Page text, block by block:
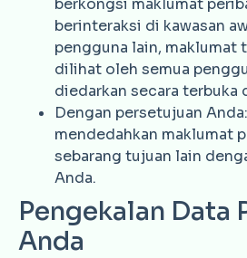
berkongsi maklumat
berinteraksi di kawasan
pengguna lain, maklumat
dilihat oleh semua
diedarkan secara terbuka
Dengan persetujuan
mendedahkan maklumat
sebarang tujuan lain
Anda.
Pengekalan Data
Anda